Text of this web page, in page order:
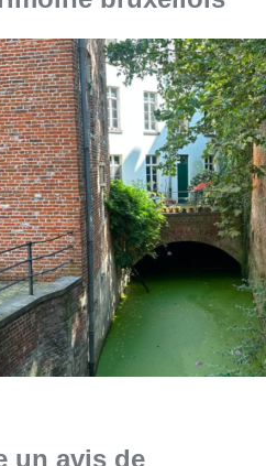
"Saint-Géry : un ancien
un avis de
le viol d’une
à Bruxelles